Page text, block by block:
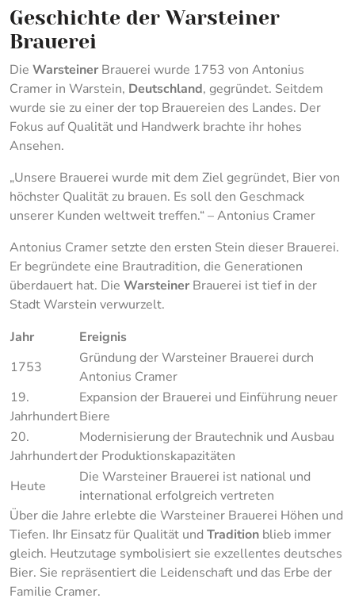
Geschichte der Warsteiner
Brauerei
Die Warsteiner Brauerei wurde 1753 von Antonius
Cramer in Warstein, Deutschland, gegründet. Seitdem
wurde sie zu einer der top Brauereien des Landes. Der
Fokus auf Qualität und Handwerk brachte ihr hohes
Ansehen.
„Unsere Brauerei wurde mit dem Ziel gegründet, Bier von
höchster Qualität zu brauen. Es soll den Geschmack
unserer Kunden weltweit treffen.“ – Antonius Cramer
Antonius Cramer setzte den ersten Stein dieser Brauerei.
Er begründete eine Brautradition, die Generationen
überdauert hat. Die Warsteiner Brauerei ist tief in der
Stadt Warstein verwurzelt.
Jahr
Ereignis
1753
Gründung der Warsteiner Brauerei durch
Antonius Cramer
19.
Jahrhundert
Expansion der Brauerei und Einführung neuer
Biere
20.
Jahrhundert
Modernisierung der Brautechnik und Ausbau
der Produktionskapazitäten
Heute
Die Warsteiner Brauerei ist national und
international erfolgreich vertreten
Über die Jahre erlebte die Warsteiner Brauerei Höhen und
Tiefen. Ihr Einsatz für Qualität und Tradition blieb immer
gleich. Heutzutage symbolisiert sie exzellentes deutsches
Bier. Sie repräsentiert die Leidenschaft und das Erbe der
Familie Cramer.